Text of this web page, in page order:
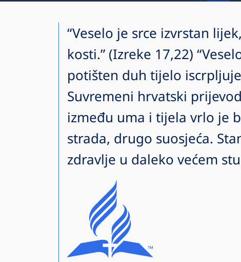
“Veselo je srce izvrstan
kosti.” (Izreke 17,22)
potišten duh tijelo
Suvremeni hrvatski
između uma i tijela vrlo je
strada, drugo suosjeća.
zdravlje u daleko većem